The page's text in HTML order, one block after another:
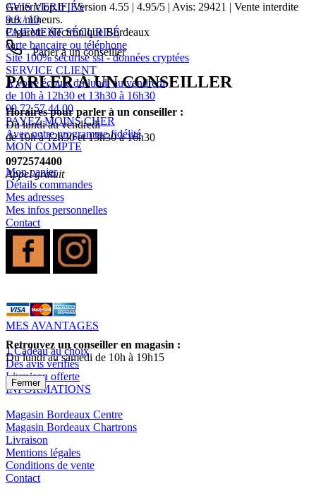
AVIS VERIFIÉS
9.8 / 10
PAIEMENT SÉCURISÉ
carte bancaire ou téléphone
Site 100% sécurisé ssl - données cryptées
SERVICE CLIENT
A votre écoute du lundi au vendredi
de 10h à 12h30 et 13h30 à 16h30
09 72 57 44 00
PAYEZ MOINS CHER
Avec notre programme fidélité
MON COMPTE
Mon panier
Détails commandes
Mes adresses
Mes infos personnelles
Contact
MES AVANTAGES
1 Cadeau au choix
Des avis vérifiés
Livraison offerte
INFORMATIONS
Magasin Bordeaux Centre
Magasin Bordeaux Chartrons
Livraison
Mentions légales
Conditions de vente
Contact
Genericlop.fr|Version 4.55 | 4.95/5 | Avis: 29421 | Vente interdite
aux mineurs.
Cigarette électronique Bordeaux
Parler à un conseiller
PARLER À UN CONSEILLER
Horaires pour parler à un conseiller :
Du lundi au vendredi
de 10h à 12h30 et 13h30 à 16h30
0972574400
Appel gratuit
Retrouvez un conseiller en magasin :
Du lundi au samedi de 10h à 19h15
Fermer